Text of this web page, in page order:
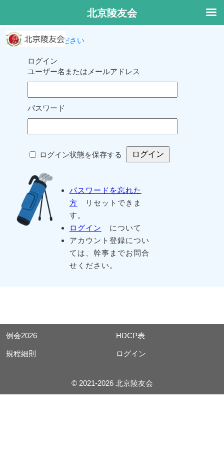
ログインしてください
ログイン
ユーザー名またはメールアドレス
パスワード
ログイン状態を保存する
パスワードを忘れた
方 リセットできま
す。
ログイン
について
アカウント登録につい
ては、幹事までお問合
せください。
例会2026 HDCP表
規程細則 ログイン
© 2021-2026 北京陵友会
北京陵友会